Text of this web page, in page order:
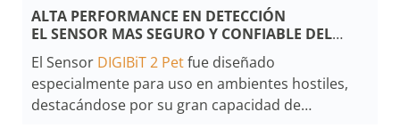
ALTA PERFORMANCE EN DETECCIÓN
EL SENSOR MAS SEGURO Y CONFIABLE DEL
MERCADO.
DIGIBIT 2 PET
El Sensor DIGIBiT 2 Petfue diseñado
especialmente para uso en ambientes hostiles,
destacándose por su gran capacidad de